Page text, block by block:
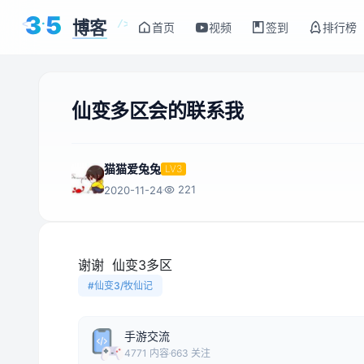
< />
35 博客 首页 视频 签到 排行榜
仙变多区会的联系我
猫猫爱兔兔 LV3
2020-11-24 221
谢谢 仙变3多区
#仙变3/牧仙记
手游交流
4771 内容 663 关注